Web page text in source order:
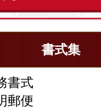
書式集
書式
郵便